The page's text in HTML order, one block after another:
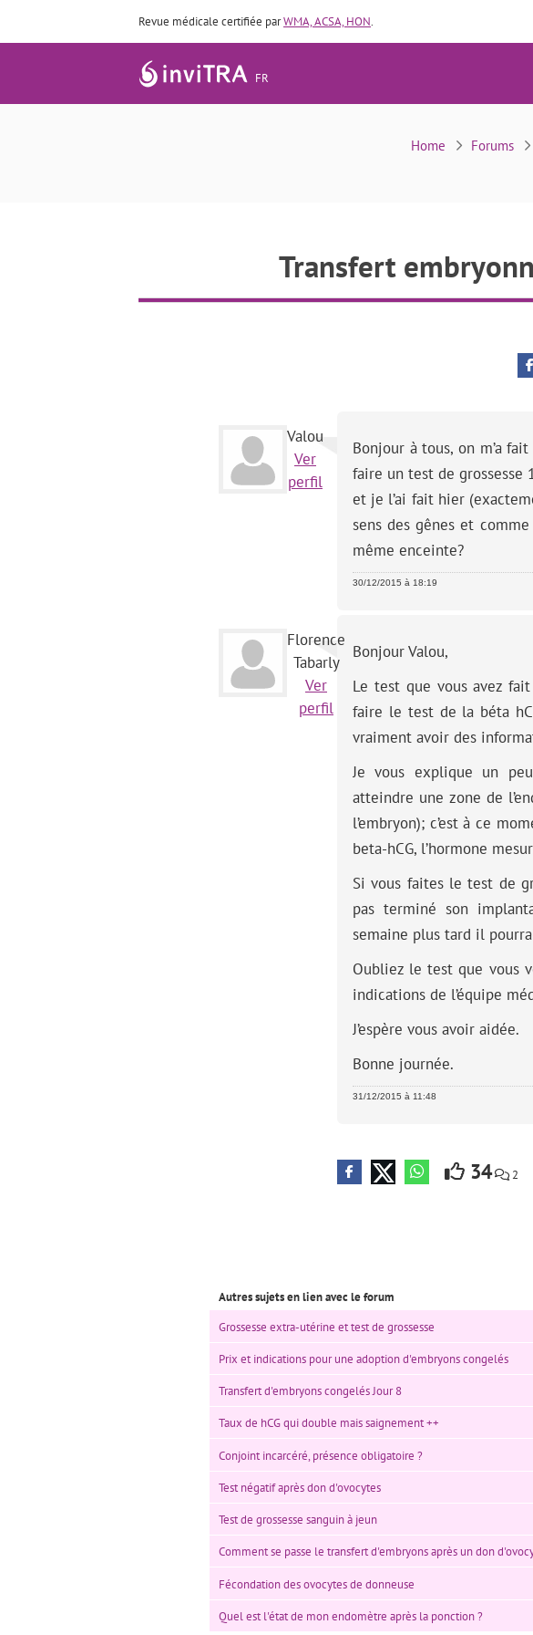
Revue médicale certifiée parWMA, ACSA, HON.
FR
Transfert embryonnaire
Home Forums
Transfert
Valou
Ver
perfil
Bonjour à tous, on m’a
faire un test de grossesse
et je l’ai fait hier
sens des gênes et
même enceinte?
30/12/2015 à 18:19
Florence
Tabarly
Ver
perfil
Bonjour Valou,
Le test que vous avez fait
faire le test de la béta
vraiment avoir des
Je vous explique un
atteindre une zone de
l’embryon); c’est à ce
beta-hCG, l’hormone
Si vous faites le test de
pas terminé son
semaine plus tard il
Oubliez le test que vous
indications de l’équipe
J’espère vous avoir aidée.
Bonne journée.
31/12/2015 à 11:48
34 2
Autres sujets en lien avec le forum
Grossesse extra-utérine et test de grossesse
Prix et indications pour une adoption d'embryons congelés
Transfert d'embryons congelés Jour 8
Taux de hCG qui double mais saignement ++
Conjoint incarcéré, présence obligatoire ?
Test négatif après don d'ovocytes
Test de grossesse sanguin à jeun
Comment se passe le transfert d'embryons après un don
Fécondation des ovocytes de donneuse
Quel est l'état de mon endomètre après la ponction ?